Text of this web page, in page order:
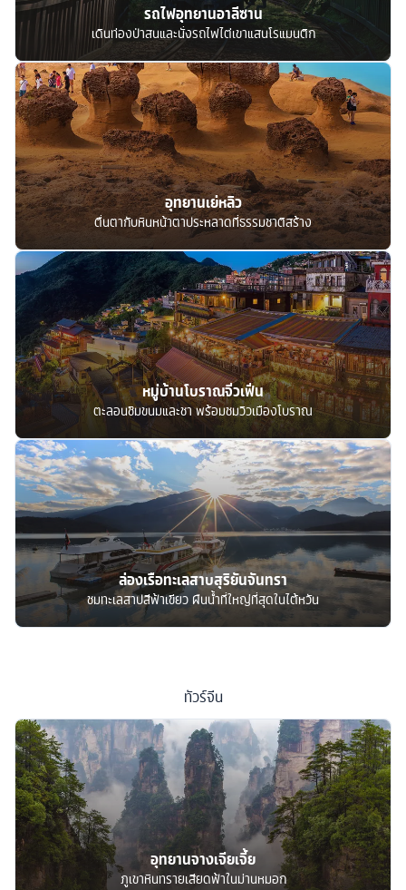
รถไฟอุทยานอาลีซาน
เดินท่องป่าสนและนั่งรถไฟไต่เขาแสนโรแมนติก
อุทยานเย่หลิว
ตื่นตากับหินหน้าตาประหลาดที่ธรรมชาติสร้าง
หมู่บ้านโบราณจิ่วเฟิ่น
ตะลอนชิมขนมและชา พร้อมชมวิวเมืองโบราณ
ล่องเรือทะเลสาบสุริยันจันทรา
ชมทะเลสาปสีฟ้าเขียว ผืนน้ำที่ใหญ่ที่สุดในไต้หวัน
ทัวร์จีน
อุทยานจางเจียเจี้ย
ภูเขาหินทรายเสียดฟ้าในม่านหมอก